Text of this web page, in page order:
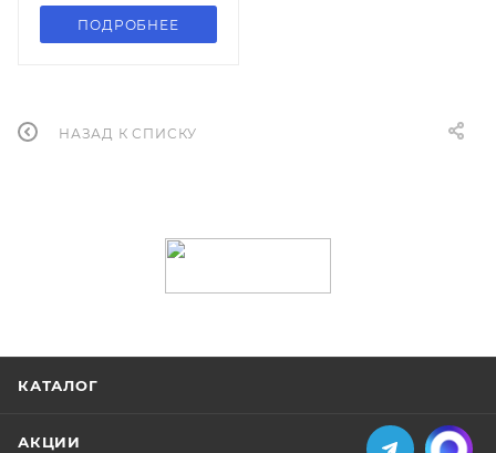
ПОДРОБНЕЕ
НАЗАД К СПИСКУ
КАТАЛОГ
АКЦИИ